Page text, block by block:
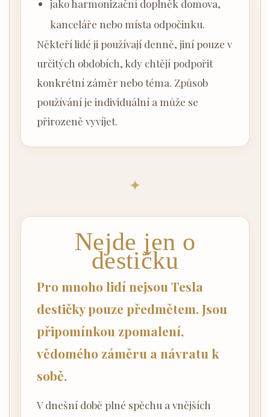
jako harmonizační doplněk domova,
kanceláře nebo místa odpočinku.
Někteří lidé ji používají denně, jiní pouze v
určitých obdobích, kdy chtějí podpořit
konkrétní záměr nebo téma. Způsob
používání je individuální a může se
přirozeně vyvíjet.
✦
Nejde jen o
destičku
Pro mnoho lidí nejsou Tesla
destičky pouze předmětem. Jsou
připomínkou zpomalení,
vědomého záměru a návratu k
sobě.
V dnešní době plné spěchu a vnějších